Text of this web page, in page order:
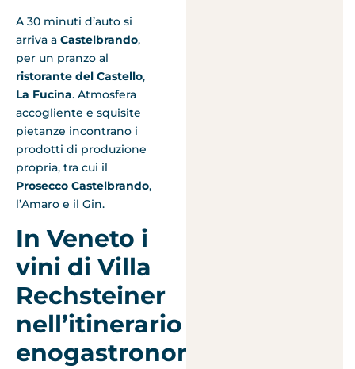
A 30 minuti d’auto si
arriva a Castelbrando,
per un pranzo al
ristorante del Castello,
La Fucina. Atmosfera
accogliente e squisite
pietanze incontrano i
prodotti di produzione
propria, tra cui il
Prosecco Castelbrando,
l’Amaro e il Gin.
In Veneto i
vini di Villa
Rechsteiner
nell’itinerario
enogastronomico